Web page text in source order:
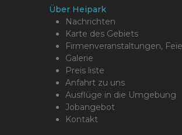
Über Heipark
Nachrichten
Karte des Gebiets
Firmenveranstaltungen,
Galerie
Preis liste
Anfahrt zu uns
Ausflüge in die Umgebung
Jobangebot
Kontakt